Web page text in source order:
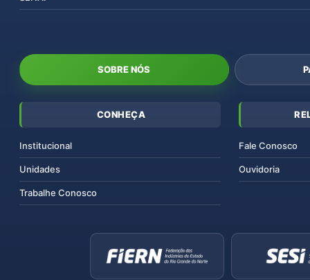
SOBRE NÓS
CONHEÇA
Institucional
Unidades
Trabalhe Conosco
Fale Conosco
Ouvidoria